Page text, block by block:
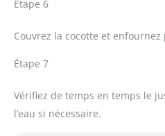
Étape 6
Couvrez la cocotte et
Étape 7
Vérifiez de temps en temps le
l’eau si nécessaire.